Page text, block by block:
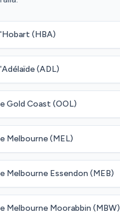
(HBA)
(ADL)
Gold Coast (OOL)
Melbourne (MEL)
Melbourne Essendon (MEB)
Melbourne Moorabbin (MBW)